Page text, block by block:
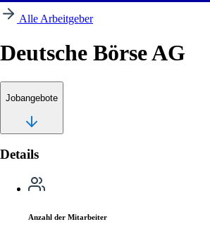
Alle Arbeitgeber
Deutsche Börse AG
Jobangebote
Details
Anzahl der Mitarbeiter